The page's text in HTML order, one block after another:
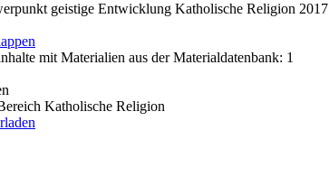
geistige Entwicklung Katholische Religion 2017
mit Materialien aus der Materialdatenbank: 1
Katholische Religion